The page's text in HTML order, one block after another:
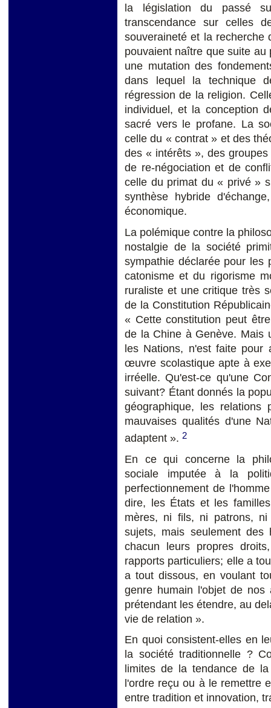
la législation du passé
transcendance sur celles
souveraineté et la recherche
pouvaient naître que suite
une mutation des
dans lequel la technique
régression de la religion.
individuel, et la conception
sacré vers le profane. La
celle du « contrat » et des
des « intérêts », des
de re-négociation et de
celle du primat du « privé »
synthèse hybride
économique.
La polémique contre la
nostalgie de la société
sympathie déclarée pour les
catonisme et du rigorisme
ruraliste et une critique très
de la Constitution
« Cette constitution peut
de la Chine à Genève. Mais
les Nations, n'est faite pour
œuvre scolastique apte à
irréelle. Qu'est-ce qu'une
suivant? Étant donnés la
géographique, les relations
mauvaises qualités d'une
adaptent ». 2
En ce qui concerne la
sociale imputée à la
perfectionnement de
dire, les États et les
mères, ni fils, ni patrons,
sujets, mais seulement
chacun leurs propres
rapports particuliers; elle a
a tout dissous, en voulant
genre humain l'objet de
prétendant les étendre, au
vie de relation ».
En quoi consistent-elles en
la société traditionnelle ?
limites de la tendance de
l'ordre reçu ou à le remettre
entre tradition et innovation,